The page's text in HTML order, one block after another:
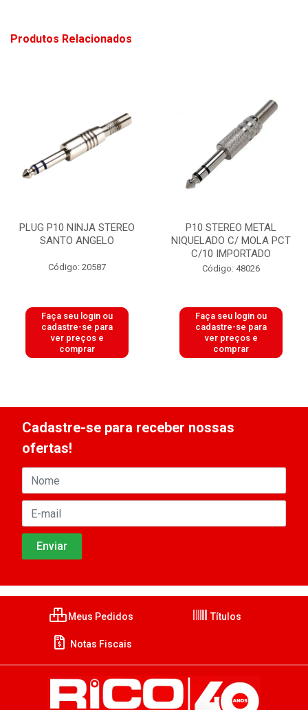
Produtos Relacionados
PLUG P10 NINJA STEREO
SANTO ANGELO
Código: 20587
Faça seu login ou
cadastre-se para
ver preços e
comprar
P10 STEREO METAL
NIQUELADO C/ MOLA PCT
C/10 IMPORTADO
Código: 48026
Faça seu login ou
cadastre-se para
ver preços e
comprar
Cadastre-se para receber nossas
ofertas!
Meus Pedidos Títulos
Notas Fiscais